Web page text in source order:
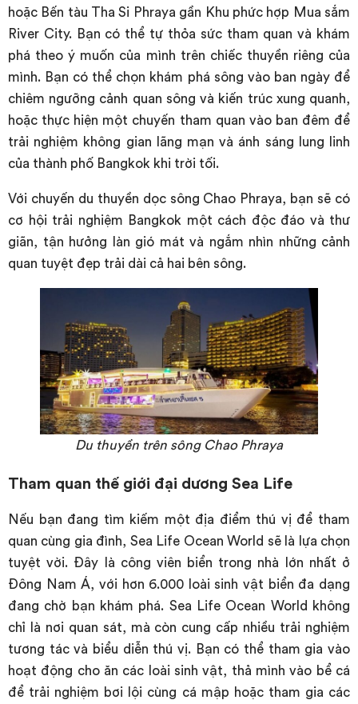
hoặc Bến tàu Tha Si Phraya gần Khu phức hợp Mua sắm
River City. Bạn có thể tự thỏa sức tham quan và khám
phá theo ý muốn của mình trên chiếc thuyền riêng của
mình. Bạn có thể chọn khám phá sông vào ban ngày để
chiêm ngưỡng cảnh quan sông và kiến trúc xung quanh,
hoặc thực hiện một chuyến tham quan vào ban đêm để
trải nghiệm không gian lãng mạn và ánh sáng lung linh
của thành phố Bangkok khi trời tối.
Với chuyến du thuyền dọc sông Chao Phraya, bạn sẽ có
cơ hội trải nghiệm Bangkok một cách độc đáo và thư
giãn, tận hưởng làn gió mát và ngắm nhìn những cảnh
quan tuyệt đẹp trải dài cả hai bên sông.
Du thuyền trên sông Chao Phraya
Tham quan thế giới đại dương Sea Life
Nếu bạn đang tìm kiếm một địa điểm thú vị để tham
quan cùng gia đình, Sea Life Ocean World sẽ là lựa chọn
tuyệt vời. Đây là công viên biển trong nhà lớn nhất ở
Đông Nam Á, với hơn 6.000 loài sinh vật biển đa dạng
đang chờ bạn khám phá. Sea Life Ocean World không
chỉ là nơi quan sát, mà còn cung cấp nhiều trải nghiệm
tương tác và biểu diễn thú vị. Bạn có thể tham gia vào
hoạt động cho ăn các loài sinh vật, thả mình vào bể cá
để trải nghiệm bơi lội cùng cá mập hoặc tham gia các